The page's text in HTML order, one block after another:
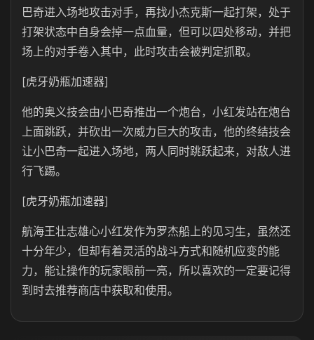
巴奇进入场地攻击对手，再找小杰克斯一起打架，处于
打架状态中自身会掉一点血量，但可以四处移动，并把
场上的对手卷入其中，此时攻击会被判定抓取。
[虎牙奶瓶加速器]
他的奥义技会由小巴奇推出一个炮台，小红发站在炮台
上面跳跃，并砍出一次威力巨大的攻击，他的终结技会
让小巴奇一起进入场地，两人同时跳跃起来，对敌人进
行飞踢。
[虎牙奶瓶加速器]
航海王壮志雄心小红发作为罗杰船上的见习生，虽然还
十分年少，但却有着灵活的战斗方式和随机应变的能
力，能让操作的玩家眼前一亮，所以喜欢的一定要记得
到时去推荐商店中获取和使用。